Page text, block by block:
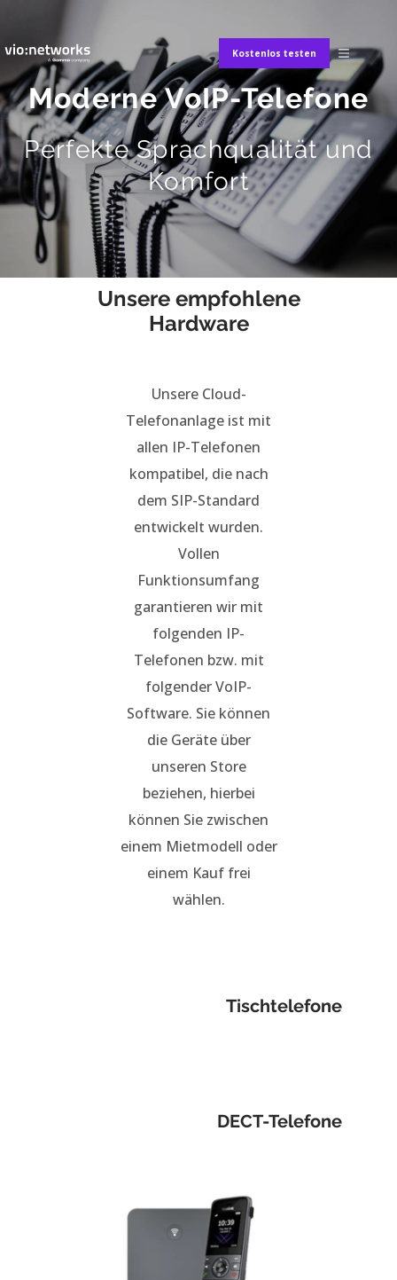
Kostenlos testen
Moderne VoIP-Telefone
Perfekte Sprachqualität und
Komfort
Unsere empfohlene
Hardware
Unsere Cloud-
Telefonanlage ist mit
allen IP-Telefonen
kompatibel, die nach
dem SIP-Standard
entwickelt wurden.
Vollen
Funktionsumfang
garantieren wir mit
folgenden IP-
Telefonen bzw. mit
folgender VoIP-
Software. Sie können
die Geräte über
unseren Store
beziehen, hierbei
können Sie zwischen
einem Mietmodell oder
einem Kauf frei
wählen.
Tischtelefone
DECT-Telefone